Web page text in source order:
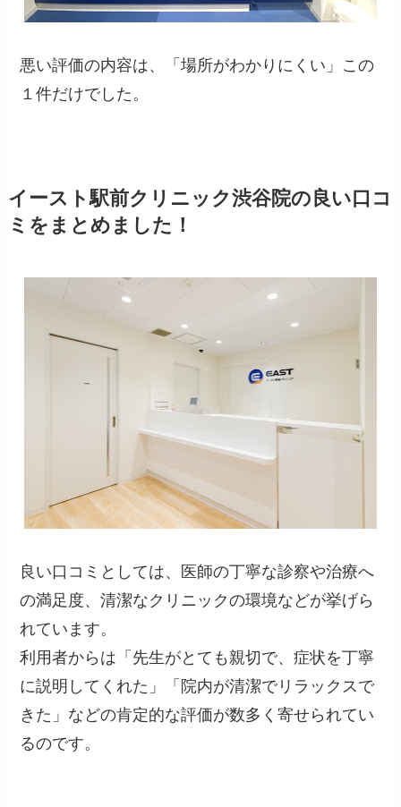
悪い評価の内容は、「場所がわかりにくい」この
１件だけでした。
イースト駅前クリニック渋谷院の良い口コ
ミをまとめました！
良い口コミとしては、医師の丁寧な診察や治療へ
の満足度、清潔なクリニックの環境などが挙げら
れています。
利用者からは「先生がとても親切で、症状を丁寧
に説明してくれた」「院内が清潔でリラックスで
きた」などの肯定的な評価が数多く寄せられてい
るのです。